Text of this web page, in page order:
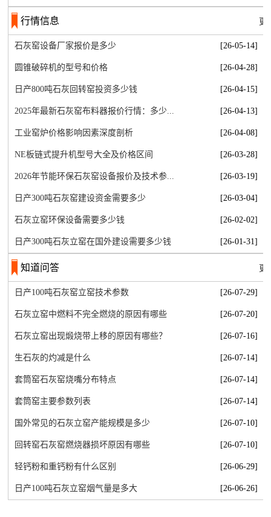
更
行情信息
[26-05-14]
石灰窑设备厂家报价是多少
[26-04-28]
圆锥破碎机的型号和价格
[26-04-15]
日产800吨石灰回转窑投资多少钱
[26-04-13]
2025年最新石灰窑布料器报价行情：多少...
[26-04-08]
工业窑炉价格影响因素深度剖析
[26-03-28]
NE板链式提升机型号大全及价格区间
[26-03-19]
2026年节能环保石灰窑设备报价及技术参...
[26-03-04]
日产300吨石灰窑建设资金需要多少
[26-02-02]
石灰立窑环保设备需要多少钱
[26-01-31]
日产300吨石灰立窑在国外建设需要多少钱
更
知道问答
[26-07-29]
日产100吨石灰窑立窑技术参数
[26-07-20]
石灰立窑中燃料不完全燃烧的原因有哪些
[26-07-16]
石灰立窑出现煅烧带上移的原因有哪些？
[26-07-14]
生石灰的灼减是什么
[26-07-14]
套筒窑石灰窑烧嘴分布特点
[26-07-14]
套筒窑主要参数列表
[26-07-10]
国外常见的石灰立窑产能规模是多少
[26-07-10]
回转窑石灰窑燃烧器损坏原因有哪些
[26-06-29]
轻钙粉和重钙粉有什么区别
[26-06-26]
日产100吨石灰立窑烟气量是多大